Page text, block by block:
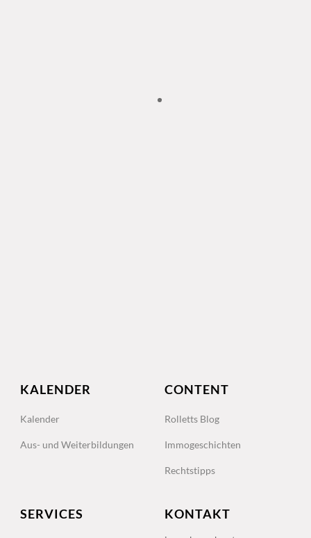
KALENDER
Kalender
Aus- und Weiterbildungen
CONTENT
Rolletts Blog
Immogeschichten
Rechtstipps
SERVICES KONTAKT